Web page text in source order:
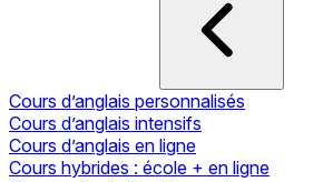
Cours d’anglais personnalisés
Cours d’anglais intensifs
Cours d’anglais en ligne
Cours hybrides : école + en ligne